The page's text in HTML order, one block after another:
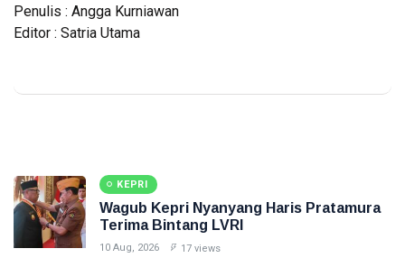
Penulis : Angga Kurniawan
Editor : Satria Utama
KEPRI
Wagub Kepri Nyanyang Haris Pratamura
Terima Bintang LVRI
10 Aug, 2026 17 views